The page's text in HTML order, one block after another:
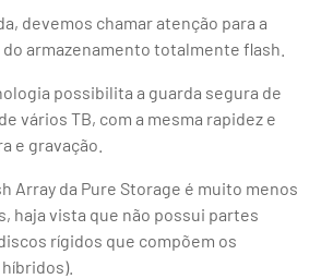
devemos chamar atenção para a
armazenamento totalmente flash.
possibilita a guarda segura de
vários TB, com a mesma rapidez e
e gravação.
Array da Pure Storage é muito menos
haja vista que não possui partes
rígidos que compõem os